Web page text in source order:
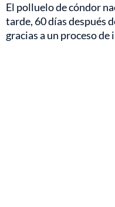
El polluelo de cóndor
tarde, 60 días después
gracias a un proceso